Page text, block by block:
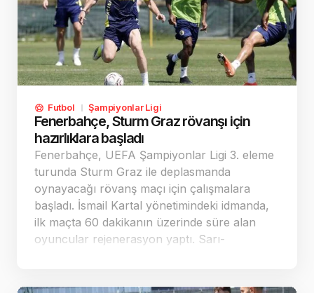
Futbol Şampiyonlar Ligi
Fenerbahçe, Sturm Graz rövanşı için
hazırlıklara başladı
Fenerbahçe, UEFA Şampiyonlar Ligi 3. eleme
turunda Sturm Graz ile deplasmanda
oynayacağı rövanş maçı için çalışmalara
başladı. İsmail Kartal yönetimindeki idmanda,
ilk maçta 60 dakikanın üzerinde süre alan
oyuncular rejenerasyon yaptı. Sarı-